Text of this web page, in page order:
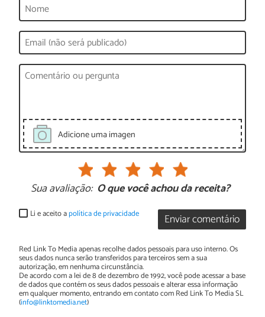
Adicione uma imagen
Sua avaliação: O que você achou da receita?
Enviar comentário
Li e aceito apolítica de privacidade
Red Link To Media apenas recolhe dados pessoais para uso interno. Os
seus dados nunca serão transferidos para terceiros sem a sua
autorização, em nenhuma circunstância.
De acordo com a lei de 8 de dezembro de 1992, você pode acessar a base
de dados que contém os seus dados pessoais e alterar essa informação
em qualquer momento, entrando em contato com Red Link To Media SL
(info@linktomedia.net)